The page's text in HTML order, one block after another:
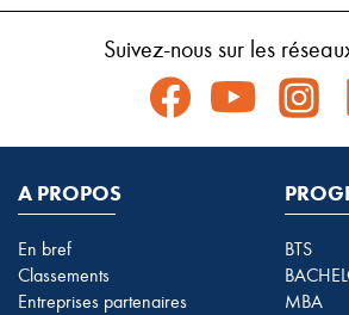
Suivez-nous sur les
A PROPOS
En bref
Classements
Entreprises partenaires
BTS
MBA